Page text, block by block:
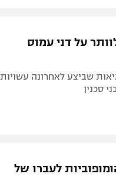
על דני עמוס
שביצע לאחרונה עשויות
סכנין
לעברו של